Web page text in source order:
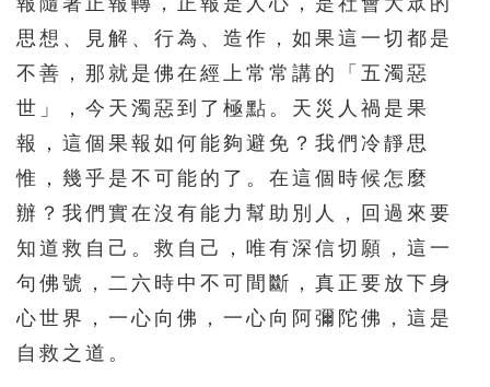
思想、見解、行為、造作，如果這一切都是
不善，那就是佛在經上常常講的「五濁惡
世」，今天濁惡到了極點。天災人禍是果
報，這個果報如何能夠避免？我們冷靜思
惟，幾乎是不可能的了。在這個時候怎麼
辦？我們實在沒有能力幫助別人，回過來要
知道救自己。救自己，唯有深信切願，這一
句佛號，二六時中不可間斷，真正要放下身
心世界，一心向佛，一心向阿彌陀佛，這是
自救之道。